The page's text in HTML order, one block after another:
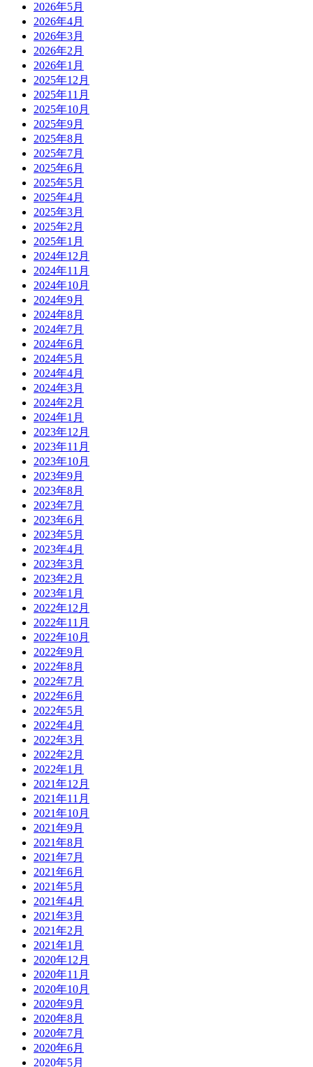
2026年5月
2026年4月
2026年3月
2026年2月
2026年1月
2025年12月
2025年11月
2025年10月
2025年9月
2025年8月
2025年7月
2025年6月
2025年5月
2025年4月
2025年3月
2025年2月
2025年1月
2024年12月
2024年11月
2024年10月
2024年9月
2024年8月
2024年7月
2024年6月
2024年5月
2024年4月
2024年3月
2024年2月
2024年1月
2023年12月
2023年11月
2023年10月
2023年9月
2023年8月
2023年7月
2023年6月
2023年5月
2023年4月
2023年3月
2023年2月
2023年1月
2022年12月
2022年11月
2022年10月
2022年9月
2022年8月
2022年7月
2022年6月
2022年5月
2022年4月
2022年3月
2022年2月
2022年1月
2021年12月
2021年11月
2021年10月
2021年9月
2021年8月
2021年7月
2021年6月
2021年5月
2021年4月
2021年3月
2021年2月
2021年1月
2020年12月
2020年11月
2020年10月
2020年9月
2020年8月
2020年7月
2020年6月
2020年5月